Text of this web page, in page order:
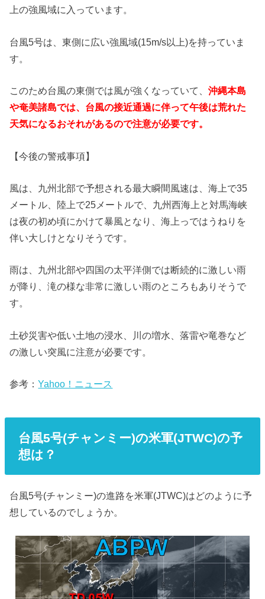
上の強風域に入っています。
台風5号は、東側に広い強風域(15m/s以上)を持っていま
す。
このため台風の東側では風が強くなっていて、沖縄本島
や奄美諸島では、台風の接近通過に伴って午後は荒れた
天気になるおそれがあるので注意が必要です。
【今後の警戒事項】
風は、九州北部で予想される最大瞬間風速は、海上で35
メートル、陸上で25メートルで、九州西海上と対馬海峡
は夜の初め頃にかけて暴風となり、海上っではうねりを
伴い大しけとなりそうです。
雨は、九州北部や四国の太平洋側では断続的に激しい雨
が降り、滝の様な非常に激しい雨のところもありそうで
す。
土砂災害や低い土地の浸水、川の増水、落雷や竜巻など
の激しい突風に注意が必要です。
参考：Yahoo！ニュース
台風5号(チャンミー)の米軍(JTWC)の予
想は？
台風5号(チャンミー)の進路を米軍(JTWC)はどのように予
想しているのでしょうか。